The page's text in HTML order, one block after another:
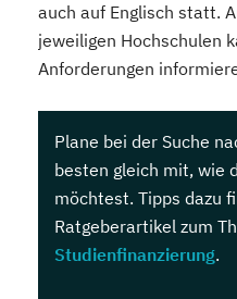
auch auf Englisch statt.
jeweiligen Hochschulen
Anforderungen
Plane bei der Suche
besten gleich mit, wie
möchtest. Tipps dazu
Ratgeberartikel zum
Studienfinanzierung.